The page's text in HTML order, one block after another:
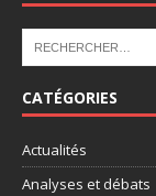
CATÉGORIES
Actualités
Analyses et débats